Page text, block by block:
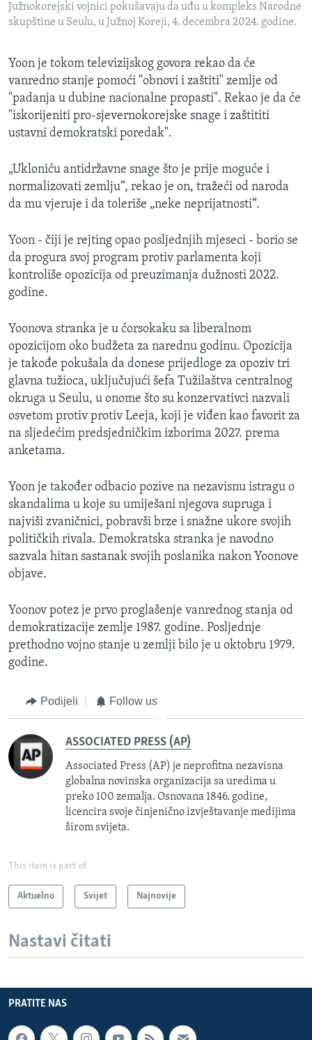
Južnokorejski vojnici pokušavaju da uđu u kompleks Narodne
skupštine u Seulu, u Južnoj Koreji, 4. decembra 2024. godine.
Yoon je tokom televizijskog govora rekao da će
vanredno stanje pomoći "obnovi i zaštiti" zemlje od
"padanja u dubine nacionalne propasti". Rekao je da će
"iskorijeniti pro-sjevernokorejske snage i zaštititi
ustavni demokratski poredak".
„Ukloniću antidržavne snage što je prije moguće i
normalizovati zemlju“, rekao je on, tražeći od naroda
da mu vjeruje i da toleriše „neke neprijatnosti“.
Yoon - čiji je rejting opao posljednjih mjeseci - borio se
da progura svoj program protiv parlamenta koji
kontroliše opozicija od preuzimanja dužnosti 2022.
godine.
Yoonova stranka je u ćorsokaku sa liberalnom
opozicijom oko budžeta za narednu godinu. Opozicija
je takođe pokušala da donese prijedloge za opoziv tri
glavna tužioca, uključujući šefa Tužilaštva centralnog
okruga u Seulu, u onome što su konzervativci nazvali
osvetom protiv protiv Leeja, koji je viđen kao favorit za
na sljedećim predsjedničkim izborima 2027. prema
anketama.
Yoon je također odbacio pozive na nezavisnu istragu o
skandalima u koje su umiješani njegova supruga i
najviši zvaničnici, pobravši brze i snažne ukore svojih
političkih rivala. Demokratska stranka je navodno
sazvala hitan sastanak svojih poslanika nakon Yoonove
objave.
Yoonov potez je prvo proglašenje vanrednog stanja od
demokratizacije zemlje 1987. godine. Posljednje
prethodno vojno stanje u zemlji bilo je u oktobru 1979.
godine.
Podijeli Follow us
ASSOCIATED PRESS (AP)
Associated Press (AP) je neprofitna nezavisna
globalna novinska organizacija sa uredima u
preko 100 zemalja. Osnovana 1846. godine,
licencira svoje činjenično izvještavanje medijima
širom svijeta.
This item is part of
Aktuelno Svijet Najnovije
Nastavi čitati
PRATITE NAS